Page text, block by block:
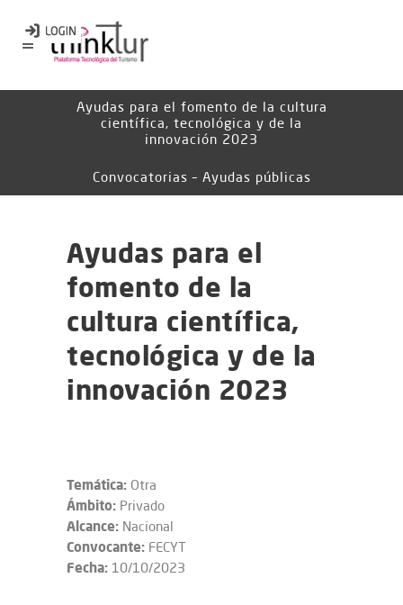
Ayudas para el fomento de la cultura
científica, tecnológica y de la
innovación 2023
Convocatorias – Ayudas públicas
Ayudas para el
fomento de la
cultura científica,
tecnológica y de la
innovación 2023
Temática: Otra
Ámbito: Privado
Alcance: Nacional
Convocante: FECYT
Fecha: 10/10/2023